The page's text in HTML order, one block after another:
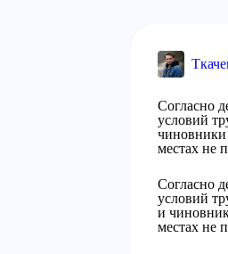
Согласно
условий
местах не
Согласно
условий
и
местах не